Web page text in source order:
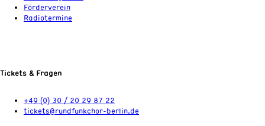
Förderverein
Radiotermine
Tickets & Fragen
+49 (0) 30 / 20 29 87 22
tickets@rundfunkchor-berlin.de